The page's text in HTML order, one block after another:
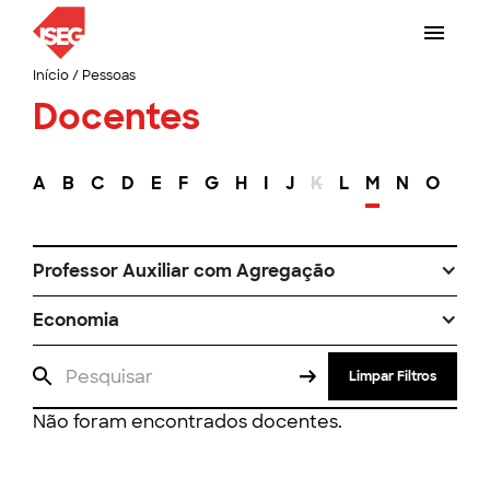
Início/ Pessoas
Docentes
A B C D E F G H I J K L M N O
Professor Auxiliar com Agregação
Economia
Limpar Filtros
Não foram encontrados docentes.